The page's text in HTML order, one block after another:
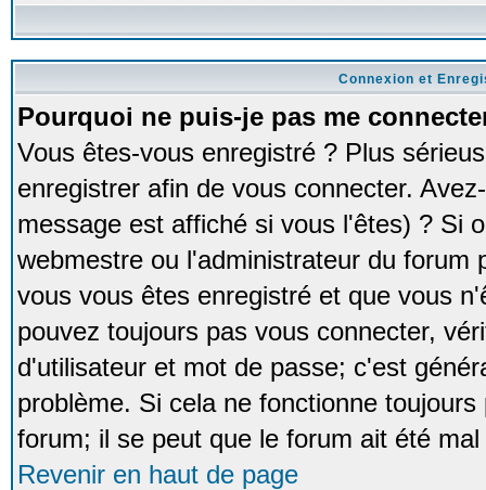
Connexion et
Pourquoi ne puis-je pas me
Vous êtes-vous enregistré ? Plus
enregistrer afin de vous connecter.
message est affiché si vous l'êtes) ? Si
webmestre ou l'administrateur du forum
vous vous êtes enregistré et que vous
pouvez toujours pas vous connecter,
d'utilisateur et mot de passe; c'est
problème. Si cela ne fonctionne
forum; il se peut que le forum ait été
Revenir en haut de page